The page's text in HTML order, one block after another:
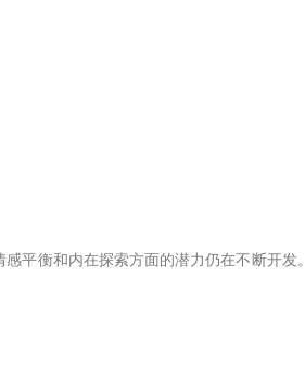
平衡和内在探索方面的潜力仍在不断开发。